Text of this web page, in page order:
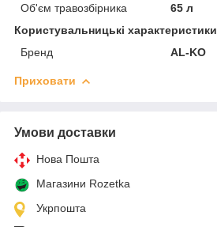
Об'єм травозбірника
65 л
Користувальницькі характеристики
Бренд
AL-KO
Приховати
Умови доставки
Нова Пошта
Магазини Rozetka
Укрпошта